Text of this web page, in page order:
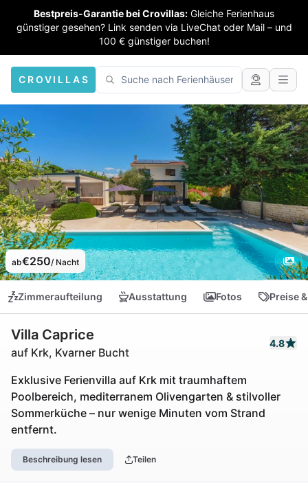
Bestpreis-Garantie bei Crovillas: Gleiche Ferienhaus
günstiger gesehen? Link senden via LiveChat oder Mail – und
100 € günstiger buchen!
CROVILLAS
ab€250/ Nacht
Zimmeraufteilung Ausstattung Fotos Preise
Villa Caprice
auf Krk, Kvarner Bucht
4.8
Exklusive Ferienvilla auf Krk mit traumhaftem
Poolbereich, mediterranem Olivengarten & stilvoller
Sommerküche – nur wenige Minuten vom Strand
entfernt.
Beschreibung lesen Teilen